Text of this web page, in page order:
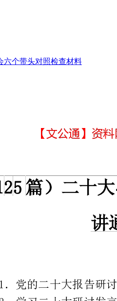
六个带头对照检查材料